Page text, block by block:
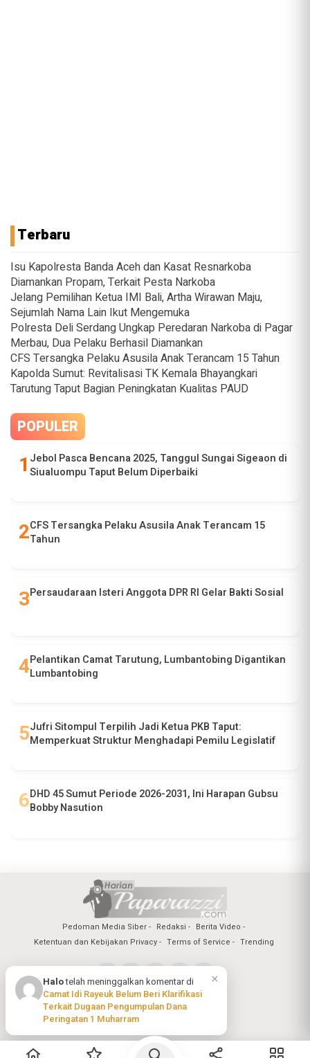
Terbaru
Isu Kapolresta Banda Aceh dan Kasat Resnarkoba
Diamankan Propam, Terkait Pesta Narkoba
Jelang Pemilihan Ketua IMI Bali, Artha Wirawan Maju,
Sejumlah Nama Lain Ikut Mengemuka
Polresta Deli Serdang Ungkap Peredaran Narkoba di Pagar
Merbau, Dua Pelaku Berhasil Diamankan
CFS Tersangka Pelaku Asusila Anak Terancam 15 Tahun
Kapolda Sumut: Revitalisasi TK Kemala Bhayangkari
Tarutung Taput Bagian Peningkatan Kualitas PAUD
POPULER
Jebol Pasca Bencana 2025, Tanggul Sungai Sigeaon di
Siualuompu Taput Belum Diperbaiki
CFS Tersangka Pelaku Asusila Anak Terancam 15
Tahun
Persaudaraan Isteri Anggota DPR RI Gelar Bakti Sosial
Pelantikan Camat Tarutung, Lumbantobing Digantikan
Lumbantobing
Jufri Sitompul Terpilih Jadi Ketua PKB Taput:
Memperkuat Struktur Menghadapi Pemilu Legislatif
DHD 45 Sumut Periode 2026-2031, Ini Harapan Gubsu
Bobby Nasution
Pedoman Media Siber Redaksi
Berita Video
Ketentuan dan Kebijakan Privacy
Terms of Service Trending
Copyright @2026 Harian Paparazzi
All Rights Reserved
×
Halotelah meninggalkan komentar di
Camat Idi Rayeuk Belum Beri Klarifikasi
Terkait Dugaan Pengumpulan Dana
Peringatan 1 Muharram